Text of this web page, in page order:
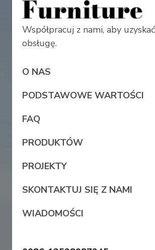
Współpracuj z nami, aby
obsługę.
O NAS
PODSTAWOWE WARTOŚCI
FAQ
PRODUKTÓW
PROJEKTY
SKONTAKTUJ SIĘ Z NAMI
WIADOMOŚCI